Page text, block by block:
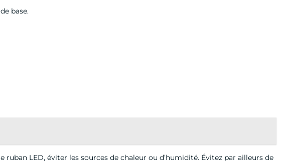
base.
LED, éviter les sources de chaleur ou d’humidité. Évitez par ailleurs de